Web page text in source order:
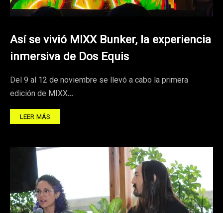
Así se vivió MIXX Bunker, la experiencia
inmersiva de Dos Equis
Del 9 al 12 de noviembre se llevó a cabo la primera
edición de MIXX…
LEER MÁS